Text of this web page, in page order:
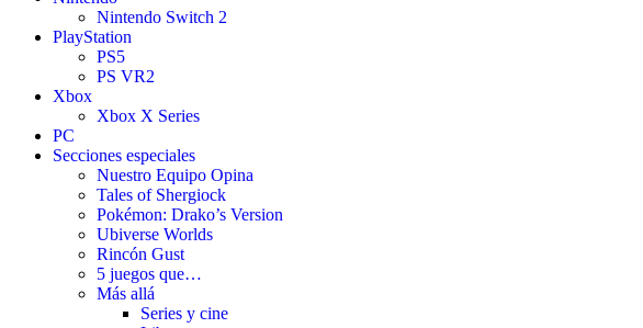
Nintendo Switch 2
PlayStation
PS5
PS VR2
Xbox
Xbox X Series
PC
Secciones especiales
Nuestro Equipo Opina
Tales of Shergiock
Pokémon: Drako’s Version
Ubiverse Worlds
Rincón Gust
5 juegos que…
Más allá
Series y cine